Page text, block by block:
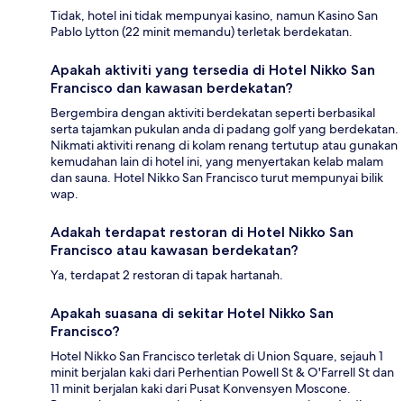
Tidak, hotel ini tidak mempunyai kasino, namun Kasino San
Pablo Lytton (22 minit memandu) terletak berdekatan.
Apakah aktiviti yang tersedia di Hotel Nikko San
Francisco dan kawasan berdekatan?
Bergembira dengan aktiviti berdekatan seperti berbasikal
serta tajamkan pukulan anda di padang golf yang berdekatan.
Nikmati aktiviti renang di kolam renang tertutup atau gunakan
kemudahan lain di hotel ini, yang menyertakan kelab malam
dan sauna. Hotel Nikko San Francisco turut mempunyai bilik
wap.
Adakah terdapat restoran di Hotel Nikko San
Francisco atau kawasan berdekatan?
Ya, terdapat 2 restoran di tapak hartanah.
Apakah suasana di sekitar Hotel Nikko San
Francisco?
Hotel Nikko San Francisco terletak di Union Square, sejauh 1
minit berjalan kaki dari Perhentian Powell St & O'Farrell St dan
11 minit berjalan kaki dari Pusat Konvensyen Moscone.